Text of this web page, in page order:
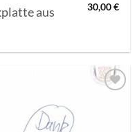
aus
30,00€
MERKLISTE
SETZEN